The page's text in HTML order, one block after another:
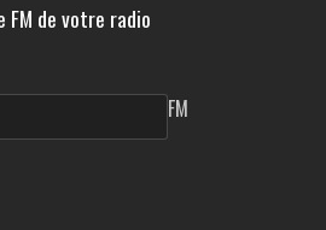
de votre radio
FM